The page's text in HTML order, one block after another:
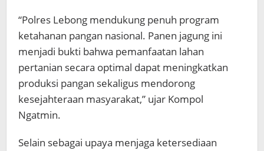
“Polres Lebong mendukung penuh program
ketahanan pangan nasional. Panen jagung ini
menjadi bukti bahwa pemanfaatan lahan
pertanian secara optimal dapat meningkatkan
produksi pangan sekaligus mendorong
kesejahteraan masyarakat,” ujar Kompol
Ngatmin.
Selain sebagai upaya menjaga ketersediaan